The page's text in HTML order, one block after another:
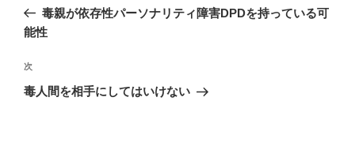
ナ
ゲ
ー
の
投
毒親が依存性パーソナリティ障害DPDを持っている可
能性
次
の
次
毒人間を相手にしてはいけない